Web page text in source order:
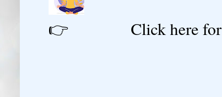
👉 Click here for